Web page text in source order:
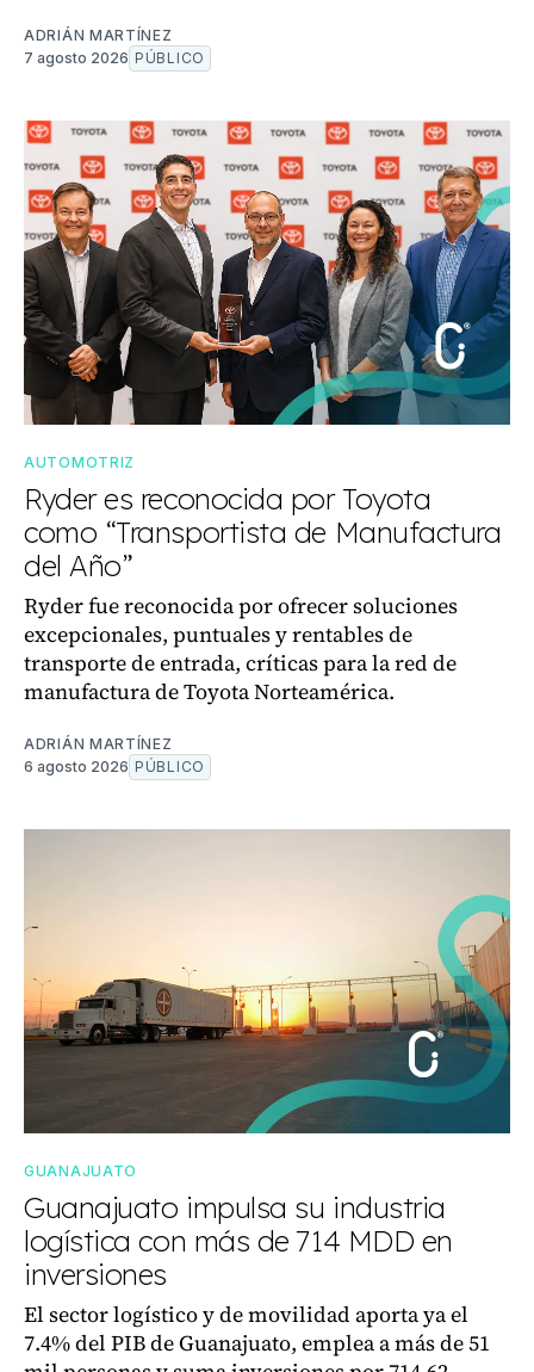
ADRIÁN MARTÍNEZ
7 agosto 2026 PÚBLICO
AUTOMOTRIZ
Ryder es reconocida por Toyota
como “Transportista de Manufactura
del Año”
Ryder fue reconocida por ofrecer soluciones
excepcionales, puntuales y rentables de
transporte de entrada, críticas para la red de
manufactura de Toyota Norteamérica.
ADRIÁN MARTÍNEZ
6 agosto 2026 PÚBLICO
GUANAJUATO
Guanajuato impulsa su industria
logística con más de 714 MDD en
inversiones
El sector logístico y de movilidad aporta ya el
7.4% del PIB de Guanajuato, emplea a más de 51